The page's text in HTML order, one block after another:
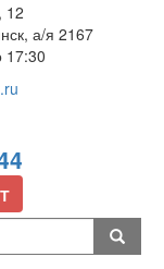
12
а/я 2167
17:30